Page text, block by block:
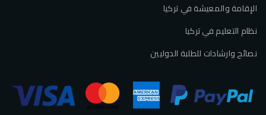
الإقامة والمعيشة في تركيا
نظام التعليم في تركيا
نصائح وارشادات للطلبة الدوليين